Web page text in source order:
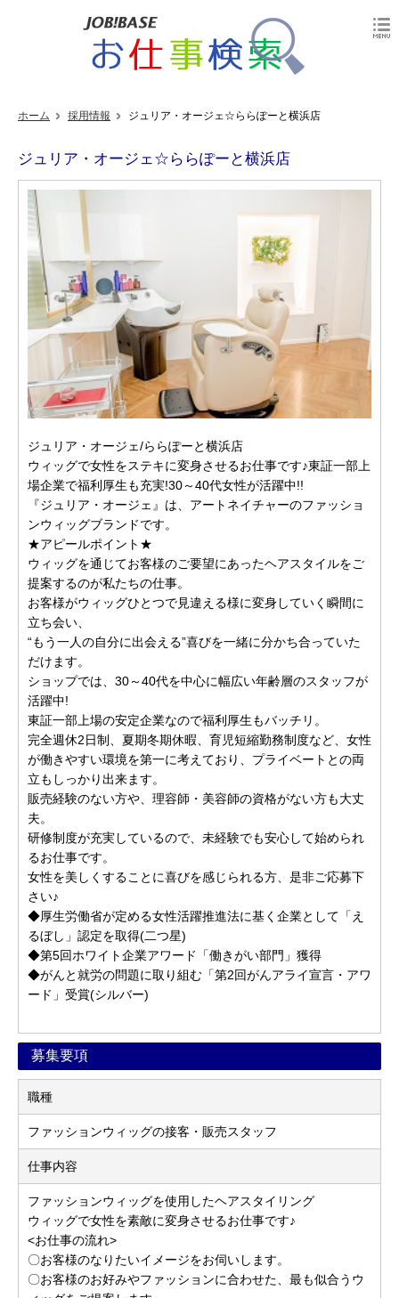
ホーム 採用情報 ジュリア・オージェ☆ららぽーと横浜店
ジュリア・オージェ☆ららぽーと横浜店
ジュリア・オージェ/ららぽーと横浜店
ウィッグで女性をステキに変身させるお仕事です♪東証一部上
場企業で福利厚生も充実!30～40代女性が活躍中!!
『ジュリア・オージェ』は、アートネイチャーのファッショ
ンウィッグブランドです。
★アピールポイント★
ウィッグを通じてお客様のご要望にあったヘアスタイルをご
提案するのが私たちの仕事。
お客様がウィッグひとつで見違える様に変身していく瞬間に
立ち会い、
“もう一人の自分に出会える”喜びを一緒に分かち合っていた
だけます。
ショップでは、30～40代を中心に幅広い年齢層のスタッフが
活躍中!
東証一部上場の安定企業なので福利厚生もバッチリ。
完全週休2日制、夏期冬期休暇、育児短縮勤務制度など、女性
が働きやすい環境を第一に考えており、プライベートとの両
立もしっかり出来ます。
販売経験のない方や、理容師・美容師の資格がない方も大丈
夫。
研修制度が充実しているので、未経験でも安心して始められ
るお仕事です。
女性を美しくすることに喜びを感じられる方、是非ご応募下
さい♪
◆厚生労働省が定める女性活躍推進法に基く企業として「え
るぼし」認定を取得(二つ星)
◆第5回ホワイト企業アワード「働きがい部門」獲得
◆がんと就労の問題に取り組む「第2回がんアライ宣言・アワ
ード」受賞(シルバー)
募集要項
職種
ファッションウィッグの接客・販売スタッフ
仕事内容
ファッションウィッグを使用したヘアスタイリング
ウィッグで女性を素敵に変身させるお仕事です♪
<お仕事の流れ>
〇お客様のなりたいイメージをお伺いします。
〇お客様のお好みやファッションに合わせた、最も似合うウ